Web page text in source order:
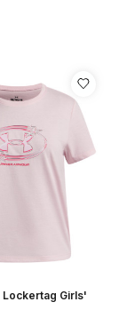
Lockertag Girls'